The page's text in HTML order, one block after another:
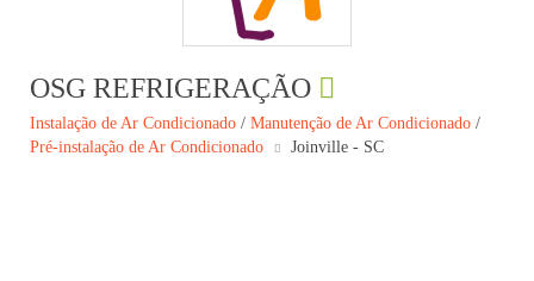
OSG REFRIGERAÇÃO
Instalação de Ar Condicionado / Manutenção de Ar Condicionado /
Pré-instalação de Ar Condicionado
Joinville - SC